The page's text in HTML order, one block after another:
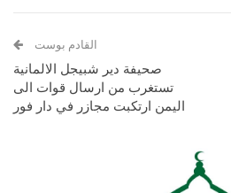
القادم بوست
صحيفة دير شبيجل الالمانية
تستغرب من ارسال قوات الى
اليمن ارتكبت مجازر في دار فور